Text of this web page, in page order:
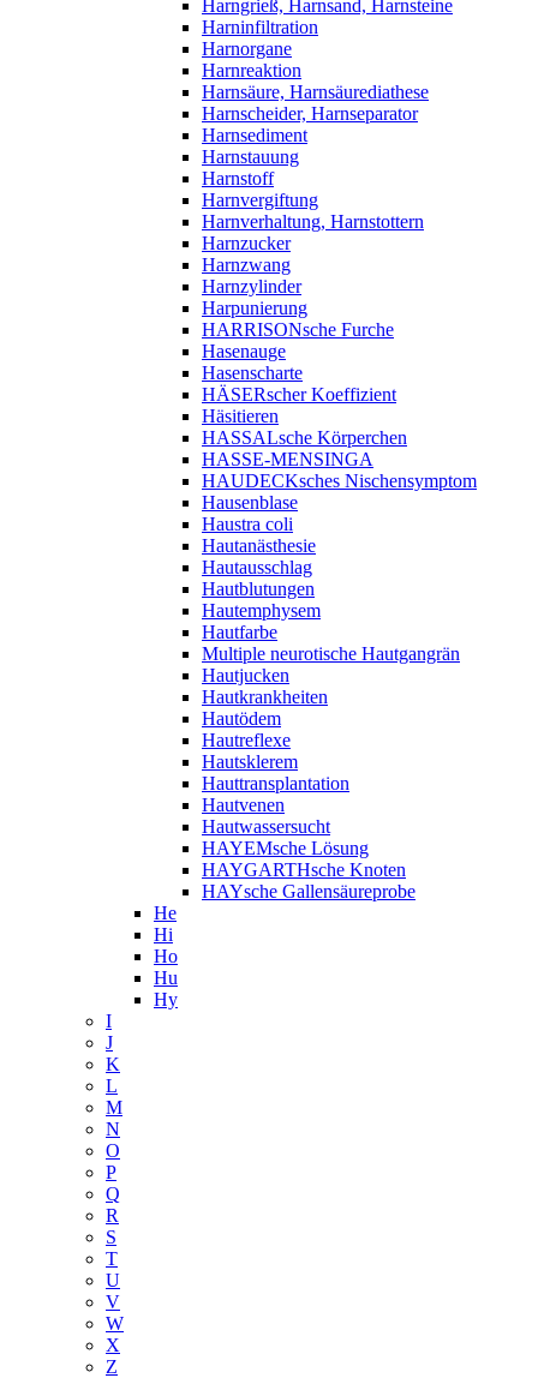
Harngrieß, Harnsand, Harnsteine
Harninfiltration
Harnorgane
Harnreaktion
Harnsäure, Harnsäurediathese
Harnscheider, Harnseparator
Harnsediment
Harnstauung
Harnstoff
Harnvergiftung
Harnverhaltung, Harnstottern
Harnzucker
Harnzwang
Harnzylinder
Harpunierung
HARRISONsche Furche
Hasenauge
Hasenscharte
HÄSERscher Koeffizient
Häsitieren
HASSALsche Körperchen
HASSE-MENSINGA
HAUDECKsches Nischensymptom
Hausenblase
Haustra coli
Hautanästhesie
Hautausschlag
Hautblutungen
Hautemphysem
Hautfarbe
Multiple neurotische Hautgangrän
Hautjucken
Hautkrankheiten
Hautödem
Hautreflexe
Hautsklerem
Hauttransplantation
Hautvenen
Hautwassersucht
HAYEMsche Lösung
HAYGARTHsche Knoten
HAYsche Gallensäureprobe
He
Hi
Ho
Hu
Hy
I
J
K
L
M
N
O
P
Q
R
S
T
U
V
W
X
Z